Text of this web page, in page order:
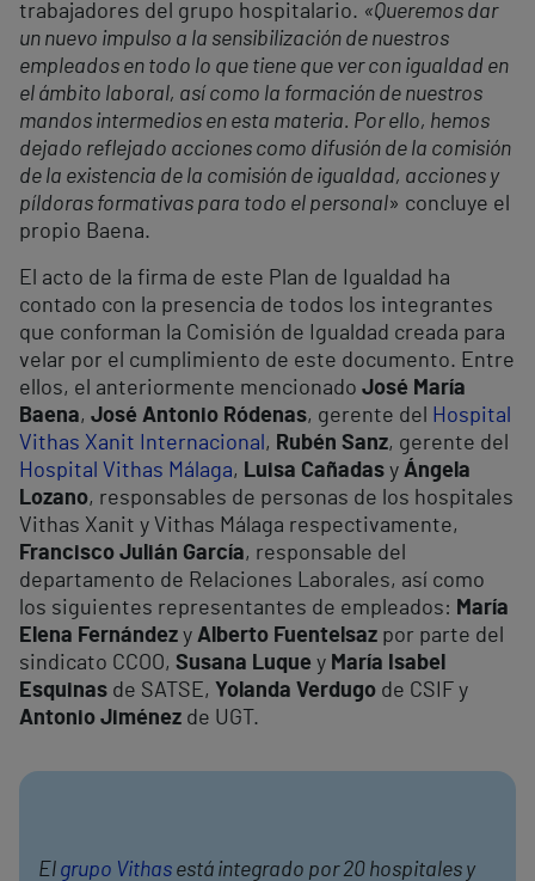
trabajadores del grupo hospitalario. «Queremos dar
un nuevo impulso a la sensibilización de nuestros
empleados en todo lo que tiene que ver con igualdad en
el ámbito laboral, así como la formación de nuestros
mandos intermedios en esta materia. Por ello, hemos
dejado reflejado acciones como difusión de la comisión
de la existencia de la comisión de igualdad, acciones y
píldoras formativas para todo el personal» concluye el
propio Baena.
El acto de la firma de este Plan de Igualdad ha
contado con la presencia de todos los integrantes
que conforman la Comisión de Igualdad creada para
velar por el cumplimiento de este documento. Entre
ellos, el anteriormente mencionado José María
Baena, José Antonio Ródenas, gerente del
Hospital
Vithas Xanit Internacional , Rubén Sanz, gerente del
Hospital Vithas Málaga, Luisa Cañadas y Ángela
Lozano, responsables de personas de los hospitales
Vithas Xanit y Vithas Málaga respectivamente,
Francisco Julián García, responsable del
departamento de Relaciones Laborales, así como
los siguientes representantes de empleados: María
Elena Fernández y Alberto Fuentelsaz por parte del
sindicato CCOO, Susana Luque y María Isabel
Esquinas de SATSE, Yolanda Verdugo de CSIF y
Antonio Jiménez de UGT.
El grupo Vithas está integrado por 20 hospitales y